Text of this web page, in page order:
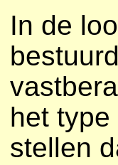
In de
het
stellen